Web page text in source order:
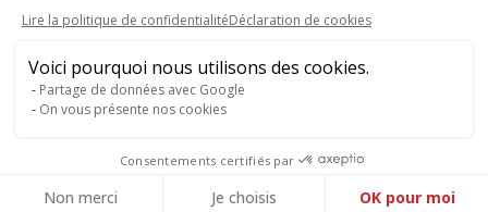
Lire la politique de confidentialitéDéclaration de cookies
Voici pourquoi nous utilisons des cookies.
Partage de données avec Google
On vous présente nos cookies
Consentements certifiés par
Non merci Je choisis OK pour moi